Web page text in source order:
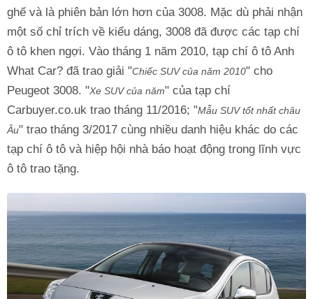
ghế và là phiên bản lớn hơn của 3008. Mặc dù phải nhận
một số chỉ trích về kiểu dáng, 3008 đã được các tạp chí
ô tô khen ngợi. Vào tháng 1 năm 2010, tạp chí ô tô Anh
What Car? đã trao giải "Chiếc SUV của năm 2010" cho
Peugeot 3008. "Xe SUV của năm" của tạp chí
Carbuyer.co.uk trao tháng 11/2016; "Mẫu SUV tốt nhất châu
Âu" trao tháng 3/2017 cùng nhiều danh hiệu khác do các
tạp chí ô tô và hiệp hội nhà báo hoạt động trong lĩnh vực
ô tô trao tặng.